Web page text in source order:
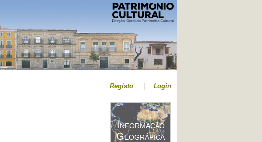
Registo Login
Informação
Geográfica